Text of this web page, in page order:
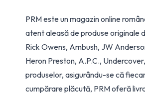
PRM este un magazin online
atent aleasă de produse originale
Rick Owens, Ambush, JW
Heron Preston, A.P.C.,
produselor, asigurându-se că
cumpărare plăcută, PRM oferă